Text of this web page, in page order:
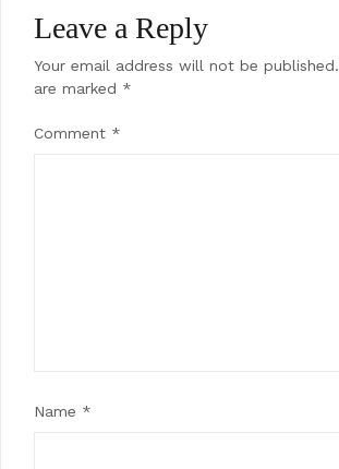
Leave a Reply
Your email address will not be published.
are marked *
Comment *
Name *